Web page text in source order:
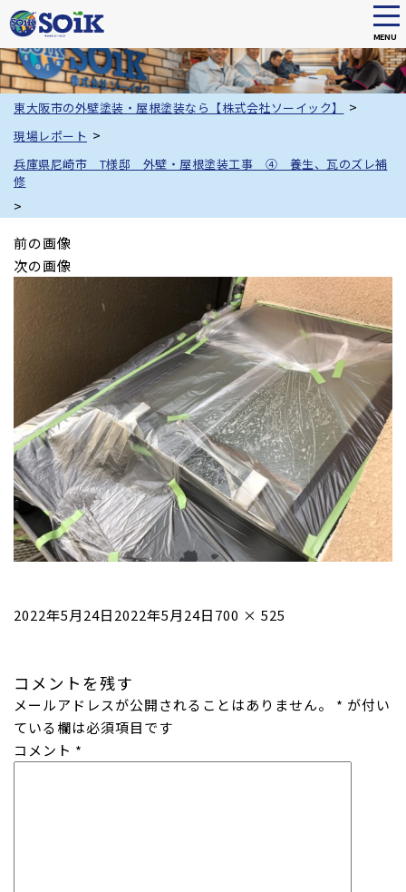
Skip
to
main
content
MENU
東大阪市の外壁塗装・屋根塗装なら【株式会社ソーイック】 >
現場レポート >
兵庫県尼崎市 T様邸 外壁・屋根塗装工事 ④ 養生、瓦のズレ補
修
>
前の画像
次の画像
投
2022年5月24日2022年5月24日フ
ズ
700 × 525
コメントを残す
メールアドレスが公開されることはありません。 * が付い
ている欄は必須項目です
コメント *